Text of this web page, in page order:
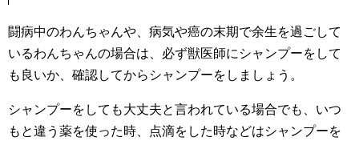
闘病中のわんちゃんや、病気や癌の末期で余生を過ごして
いるわんちゃんの場合は、必ず獣医師にシャンプーをして
も良いか、確認してからシャンプーをしましょう。
シャンプーをしても大丈夫と言われている場合でも、いつ
もと違う薬を使った時、点滴をした時などはシャンプーを